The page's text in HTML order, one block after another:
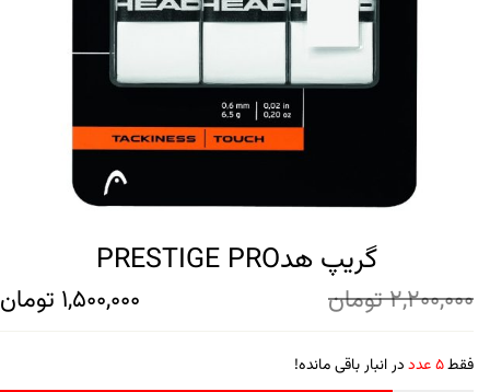
گریپ هدPRESTIGE PRO
2,200,000تومان 1,500,000 تومان
فقط5 عدد در انبار باقی مانده!